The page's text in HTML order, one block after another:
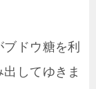
ドウ糖を利
してゆきま